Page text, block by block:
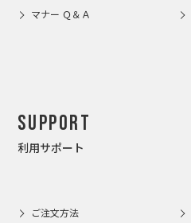
マナー Ｑ＆Ａ
Support
利用サポート
ご注文方法